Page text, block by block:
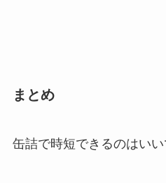
まとめ
缶詰で時短できるのはいい